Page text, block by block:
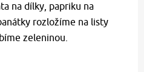
na dílky, papriku na
rozložíme na listy
zeleninou.